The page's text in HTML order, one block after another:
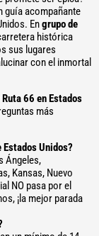
guía acompañante
Engrupo de
histórica
sus lugares
con el inmortal
66 en Estados
más
Unidos?
Ángeles,
Kansas, Nuevo
NO pasa por el
¡la mejor parada